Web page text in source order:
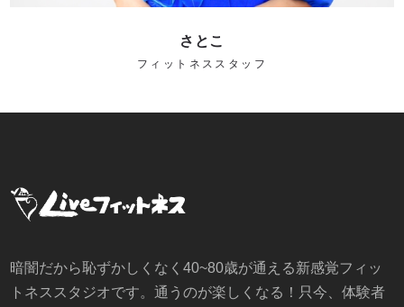
さとこ
フィットネススタッフ
暗闇だから恥ずかしくなく40~80歳が通える新感覚フィッ
トネススタジオです。通うのが楽しくなる！只今、体験者